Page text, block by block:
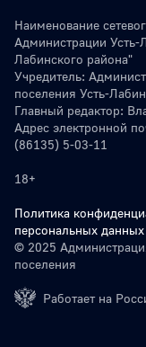
Наименование
Администрации Усть-
Лабинского района"
Учредитель:
поселения Усть-
Главный редактор:
Адрес электронной
(86135) 5-03-11
18+
Политика
персональных данных
© 2025
поселения
Работает на